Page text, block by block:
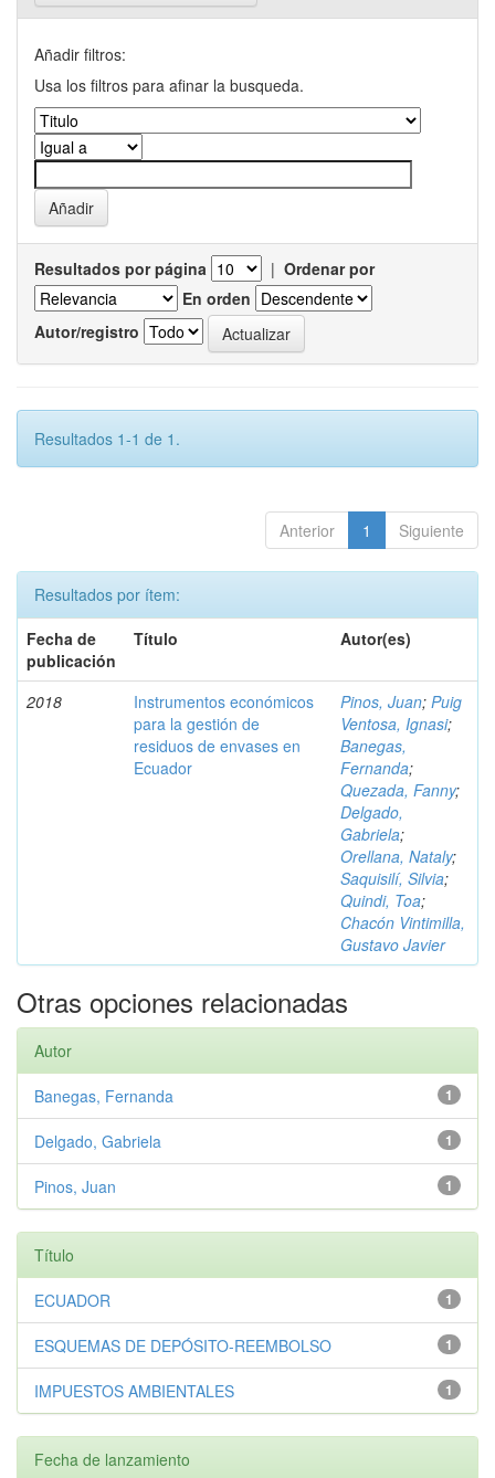
Añadir filtros:
Usa los filtros para afinar la busqueda.
Resultados por página | Ordenar por
En orden
Autor/registro
Resultados 1-1 de 1.
Anterior 1 Siguiente
Resultados por ítem:
Fecha de
publicación
Título Autor(es)
2018
Instrumentos económicos
para la gestión de
residuos de envases en
Ecuador
Pinos, Juan; Puig
Ventosa, Ignasi;
Banegas,
Fernanda;
Quezada, Fanny;
Delgado,
Gabriela;
Orellana, Nataly;
Saquisilí, Silvia;
Quindi, Toa;
Chacón Vintimilla,
Gustavo Javier
Otras opciones relacionadas
Autor
1
Banegas, Fernanda
1
Delgado, Gabriela
1
Pinos, Juan
Título
1
ECUADOR
1
ESQUEMAS DE DEPÓSITO-REEMBOLSO
1
IMPUESTOS AMBIENTALES
Fecha de lanzamiento